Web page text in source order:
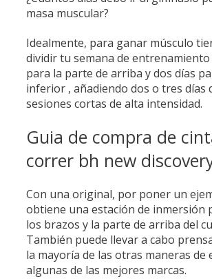
masa muscular?
Idealmente, para ganar músculo
dividir tu semana de entrenamiento
para la parte de arriba y dos días
inferior , añadiendo dos o tres días
sesiones cortas de alta intensidad.
Guia de compra de
correr bh new
Con una original, por poner un
obtiene una estación de inmersión
los brazos y la parte de arriba del
También puede llevar a cabo
la mayoría de las otras maneras de
algunas de las mejores marcas.